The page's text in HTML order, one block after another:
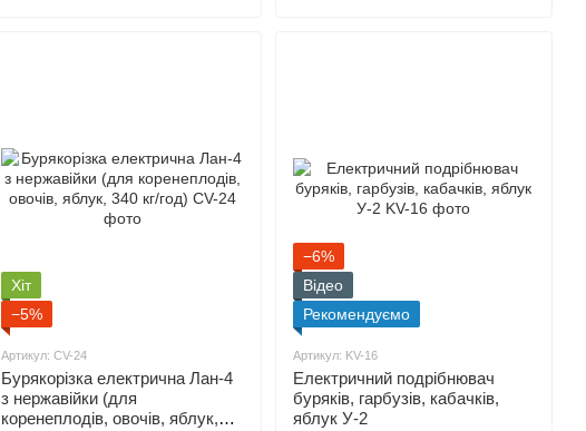
Хіт
−5%
Артикул: CV-24
Бурякорізка електрична Лан-4
з нержавійки (для
коренеплодів, овочів, яблук,
−6%
Відео
Рекомендуємо
Артикул: KV-16
Електричний подрібнювач
буряків, гарбузів, кабачків,
яблук У-2